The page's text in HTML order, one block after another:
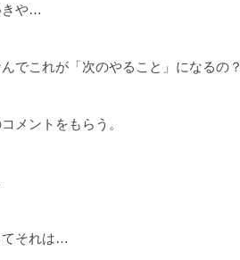
きや…
んでこれが「次のやること」になるの
メントをもらう。
てそれは…